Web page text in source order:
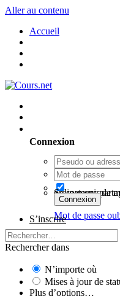
Aller au contenu
Accueil
Connexion
Se souvenir de
Non recommandé sur les ordinateurs
Connexion
Mot de passe
S’inscrire
Rechercher dans
N’importe où
Mises à jour de
Plus d’options…